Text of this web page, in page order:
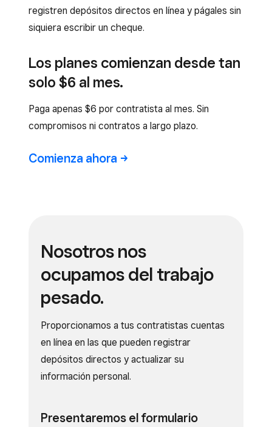
registren depósitos directos en línea y págales sin
siquiera escribir un cheque.
Los planes comienzan desde tan
solo $6 al mes.
Paga apenas $6 por contratista al mes. Sin
compromisos ni contratos a largo plazo.
Comienza ahora
Nosotros nos
ocupamos del trabajo
pesado.
Proporcionamos a tus contratistas cuentas
en línea en las que pueden registrar
depósitos directos y actualizar su
información personal.
Presentaremos el formulario